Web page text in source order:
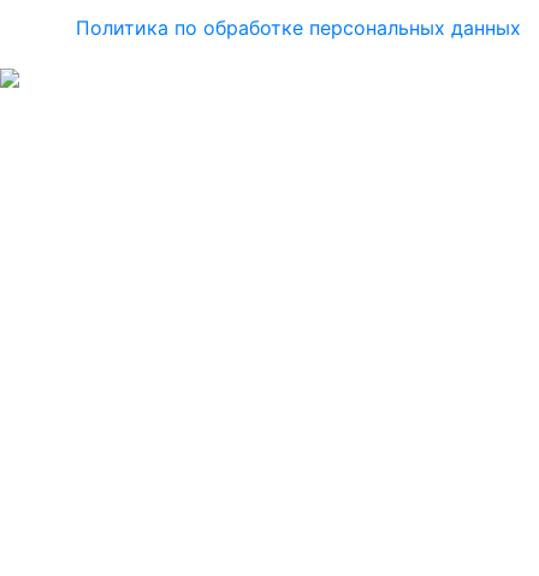
Политика по обработке персональных данных